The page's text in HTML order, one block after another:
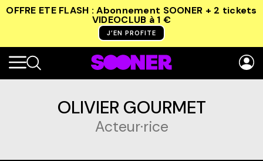
OFFRE ETE FLASH : Abonnement SOONER + 2 tickets
VIDEOCLUB à 1 €
J’EN PROFITE
OLIVIER GOURMET
Acteur·rice